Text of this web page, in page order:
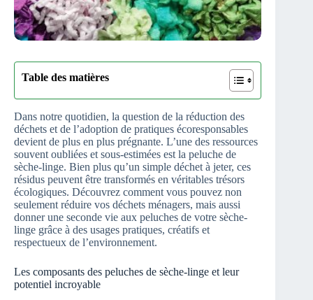
Table des matières
Dans notre quotidien, la question de la réduction des
déchets et de l’adoption de pratiques écoresponsables
devient de plus en plus prégnante. L’une des ressources
souvent oubliées et sous-estimées est la peluche de
sèche-linge. Bien plus qu’un simple déchet à jeter, ces
résidus peuvent être transformés en véritables trésors
écologiques. Découvrez comment vous pouvez non
seulement réduire vos déchets ménagers, mais aussi
donner une seconde vie aux peluches de votre sèche-
linge grâce à des usages pratiques, créatifs et
respectueux de l’environnement.
Les composants des peluches de sèche-linge et leur
potentiel incroyable